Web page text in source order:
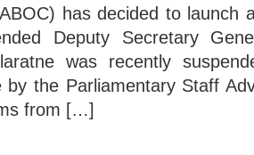
has decided to launch
Deputy Secretary
was recently
by the Parliamentary Staff
from […]